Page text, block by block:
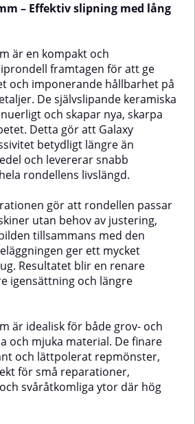
– Effektiv slipning med lång
är en kompakt och
framtagen för att ge
och imponerande hållbarhet på
De självslipande keramiska
och skapar nya, skarpa
Detta gör att Galaxy
betydligt längre än
och levererar snabb
rondellens livslängd.
gör att rondellen passar
utan behov av justering,
tillsammans med den
ger ett mycket
Resultatet blir en renare
igensättning och längre
är idealisk för både grov- och
och mjuka material. De finare
och lättpolerat repmönster,
för små reparationer,
svåråtkomliga ytor där hög